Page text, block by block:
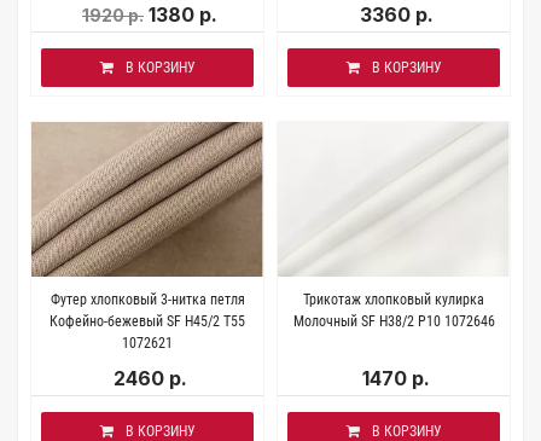
1920 р. 1380 р.
В КОРЗИНУ
3360 р.
В КОРЗИНУ
Футер хлопковый 3-нитка петля
Кофейно-бежевый SF H45/2 Т55
1072621
2460 р.
В КОРЗИНУ
Трикотаж хлопковый кулирка
Молочный SF H38/2 P10 1072646
1470 р.
В КОРЗИНУ